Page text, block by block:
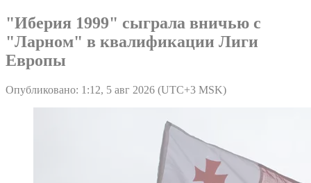
"Иберия 1999" сыграла вничью с
"Ларном" в квалификации Лиги
Европы
Опубликовано: 1:12, 5 авг 2026 (UTC+3 MSK)